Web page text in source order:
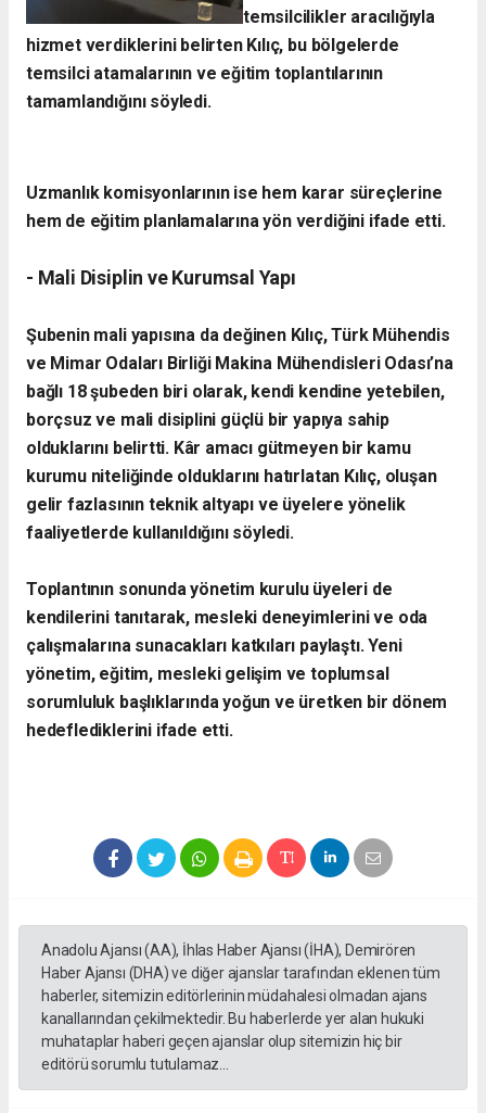
temsilcilikler aracılığıyla
hizmet verdiklerini belirten Kılıç, bu bölgelerde
temsilci atamalarının ve eğitim toplantılarının
tamamlandığını söyledi.
Uzmanlık komisyonlarının ise hem karar süreçlerine
hem de eğitim planlamalarına yön verdiğini ifade etti.
- Mali Disiplin ve Kurumsal Yapı
Şubenin mali yapısına da değinen Kılıç, Türk Mühendis
ve Mimar Odaları Birliği Makina Mühendisleri Odası’na
bağlı 18 şubeden biri olarak, kendi kendine yetebilen,
borçsuz ve mali disiplini güçlü bir yapıya sahip
olduklarını belirtti. Kâr amacı gütmeyen bir kamu
kurumu niteliğinde olduklarını hatırlatan Kılıç, oluşan
gelir fazlasının teknik altyapı ve üyelere yönelik
faaliyetlerde kullanıldığını söyledi.
Toplantının sonunda yönetim kurulu üyeleri de
kendilerini tanıtarak, mesleki deneyimlerini ve oda
çalışmalarına sunacakları katkıları paylaştı. Yeni
yönetim, eğitim, mesleki gelişim ve toplumsal
sorumluluk başlıklarında yoğun ve üretken bir dönem
hedeflediklerini ifade etti.
Anadolu Ajansı (AA), İhlas Haber Ajansı (İHA), Demirören
Haber Ajansı (DHA) ve diğer ajanslar tarafından eklenen tüm
haberler, sitemizin editörlerinin müdahalesi olmadan ajans
kanallarından çekilmektedir. Bu haberlerde yer alan hukuki
muhataplar haberi geçen ajanslar olup sitemizin hiç bir
editörü sorumlu tutulamaz...